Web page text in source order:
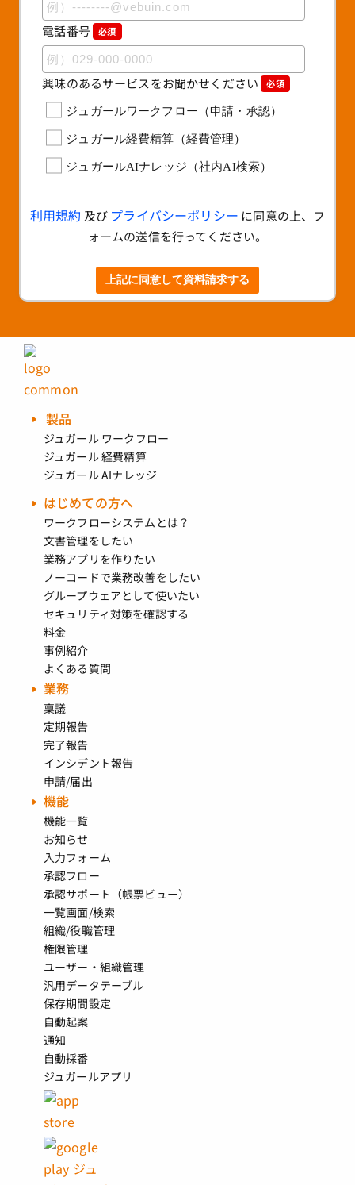
電話番号 必須
興味のあるサービスをお聞かせください 必須
ジュガールワークフロー（申請・承認）
ジュガール経費精算（経費管理）
ジュガールAIナレッジ（社内AI検索）
利用規約 及び プライバシーポリシー に同意の上、フ
ォームの送信を行ってください。
上記に同意して資料請求する
製品
ジュガール ワークフロー
ジュガール 経費精算
ジュガール AIナレッジ
はじめての方へ
ワークフローシステムとは？
文書管理をしたい
業務アプリを作りたい
ノーコードで業務改善をしたい
グループウェアとして使いたい
セキュリティ対策を確認する
料金
事例紹介
よくある質問
業務
稟議
定期報告
完了報告
インシデント報告
申請/届出
機能
機能一覧
お知らせ
入力フォーム
承認フロー
承認サポート（帳票ビュー）
一覧画面/検索
組織/役職管理
権限管理
ユーザー・組織管理
汎用データテーブル
保存期間設定
自動起案
通知
自動採番
ジュガールアプリ